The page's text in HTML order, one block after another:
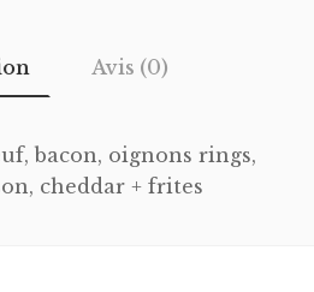
Avis (0)
bacon, oignons rings,
cheddar + frites